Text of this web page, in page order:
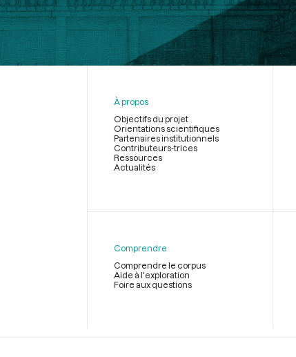
page
À propos
Objectifs du projet
Orientations scientifiques
Partenaires institutionnels
Contributeurs-trices
Ressources
Actualités
Comprendre
Comprendre le corpus
Aide à l'exploration
Foire aux questions